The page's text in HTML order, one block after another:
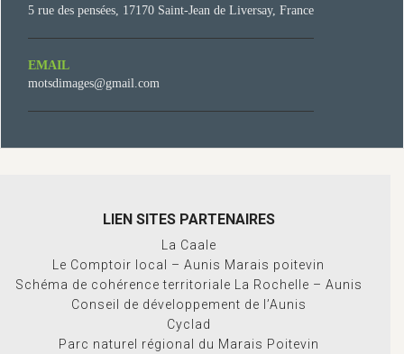
5 rue des pensées, 17170 Saint-Jean de Liversay, France
EMAIL
motsdimages@gmail.com
LIEN SITES PARTENAIRES
La Caale
Le Comptoir local – Aunis Marais poitevin
Schéma de cohérence territoriale La Rochelle – Aunis
Conseil de développement de l’Aunis
Cyclad
Parc naturel régional du Marais Poitevin